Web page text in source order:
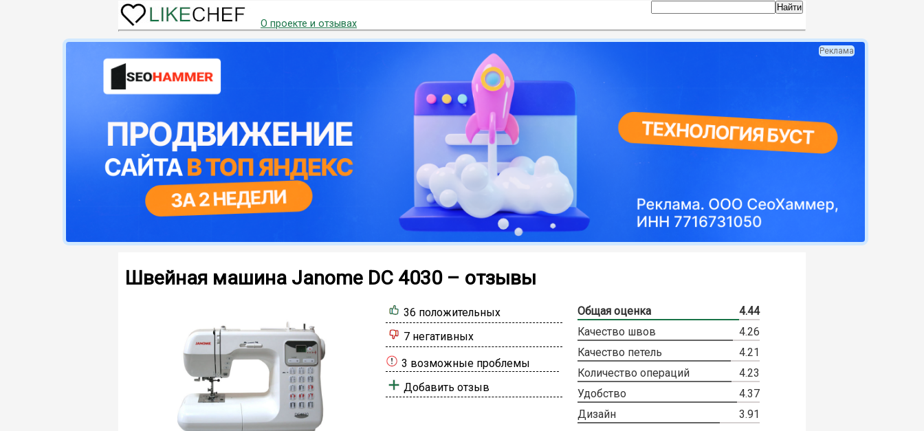
О проекте и отзывах
Реклама
Швейная машина Janome DC 4030 – отзывы
36 положительных
7 негативных
3 возможные проблемы
Добавить отзыв
Общая оценка
4.44
Качество швов
4.26
Качество петель
4.21
Количество операций
4.23
Удобство
4.37
Дизайн
3.91